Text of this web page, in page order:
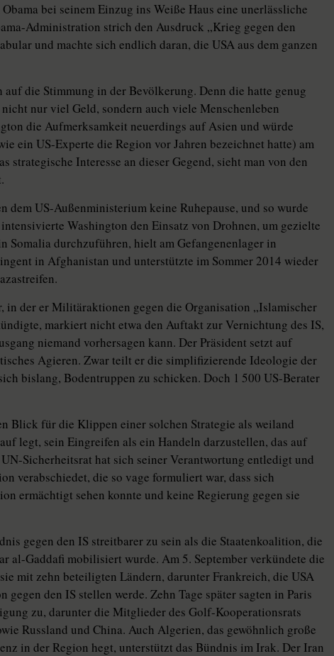
bei seinem Einzug ins Weiße Haus eine unerlässliche
Administration strich den Ausdruck „Krieg gegen den
und machte sich endlich daran, die USA aus dem ganzen
die Stimmung in der Bevölkerung. Denn die hatte genug
nur viel Geld, sondern auch viele Menschenleben
die Aufmerksamkeit neuerdings auf Asien und würde
ein US-Experte die Region vor Jahren bezeichnet hatte) am
strategische Interesse an dieser Gegend, sieht man von den
US-Außenministerium keine Ruhepause, und so wurde
Washington den Einsatz von Drohnen, um gezielte
Somalia durchzuführen, hielt am Gefangenenlager in
in Afghanistan und unterstützte im Sommer 2014 wieder
in der er Militäraktionen gegen die Organisation „Islamischer
markiert nicht etwa den Auftakt zur Vernichtung des IS,
niemand vorhersagen kann. Der Präsident setzt auf
Agieren. Zwar teilt er die simplifizierende Ideologie der
bislang, Bodentruppen zu schicken. Doch 1 500 US-Berater
Blick für die Klippen einer solchen Strategie als weiland
legt, sein Eingreifen als ein Handeln darzustellen, das auf
Sicherheitsrat hat sich seiner Verantwortung entledigt und
verabschiedet, die so vage formuliert war, dass sich
ermächtigt sehen konnte und keine Regierung gegen sie
gegen den IS streitbarer zu sein als die Staatenkoalition, die
al-Gaddafi mobilisiert wurde. Am 5. September verkündete die
mit zehn beteiligten Ländern, darunter Frankreich, die USA
den IS stellen werde. Zehn Tage später sagten in Paris
zu, darunter die Mitglieder des Golf-Kooperationsrats
Russland und China. Auch Algerien, das gewöhnlich große
in der Region hegt, unterstützt das Bündnis im Irak. Der Iran